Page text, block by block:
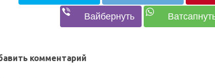
комментарий